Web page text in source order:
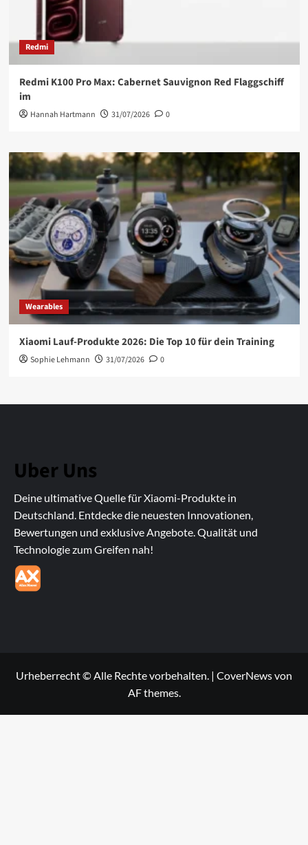
Redmi
Redmi K100 Pro Max: Cabernet Sauvignon Red Flaggschiff
im
Hannah Hartmann 31/07/2026 0
Wearables
Xiaomi Lauf-Produkte 2026: Die Top 10 für dein Training
Sophie Lehmann 31/07/2026 0
Uber Uns
Deine ultimative Quelle für Xiaomi-Produkte in
Deutschland. Entdecke die neuesten Innovationen,
Bewertungen und exklusive Angebote. Qualität und
Technologie zum Greifen nah!
Urheberrecht © Alle Rechte vorbehalten. | CoverNewsvon
AF themes.